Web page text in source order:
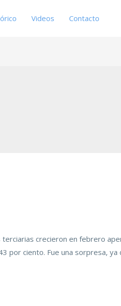
Videos Contacto
crecieron en febrero
ciento. Fue una sorpresa, ya